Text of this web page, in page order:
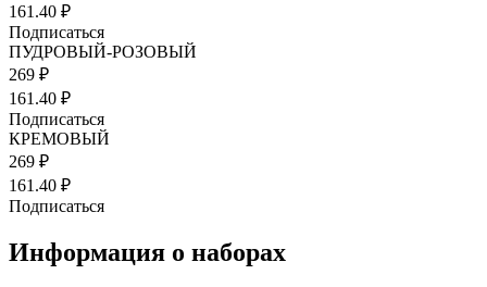
161.40 ₽
Подписаться
ПУДРОВЫЙ-РОЗОВЫЙ
269 ₽
161.40 ₽
Подписаться
КРЕМОВЫЙ
269 ₽
161.40 ₽
Подписаться
Информация о наборах